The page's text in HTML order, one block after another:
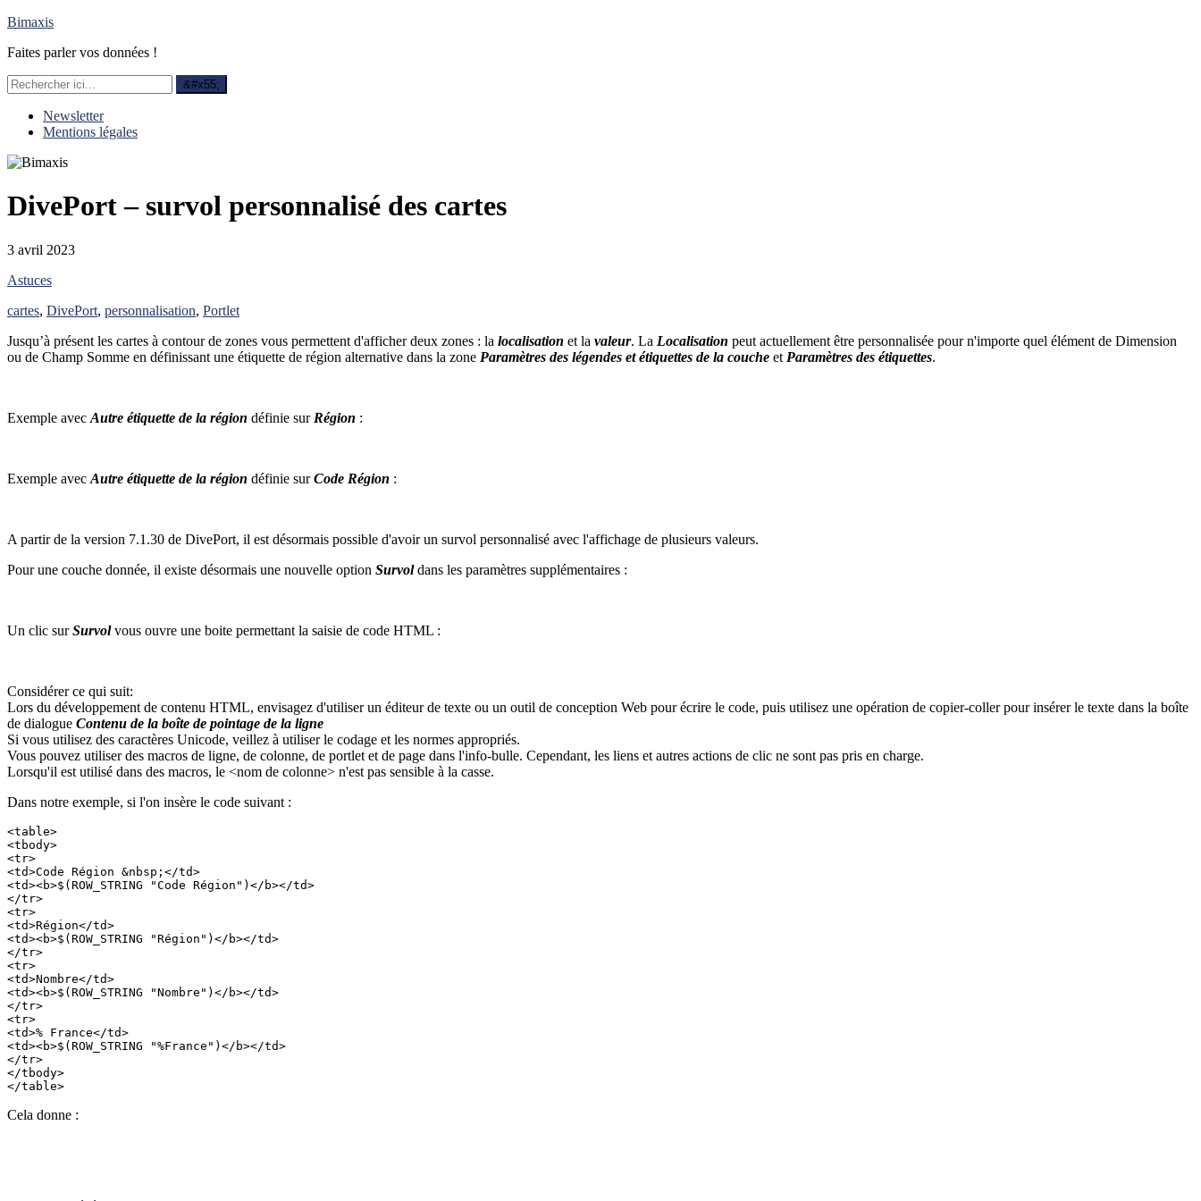
Bimaxis
Faites parler vos données !
Newsletter
Mentions légales
DivePort – survol personnalisé des cartes
3 avril 2023
Astuces
cartes, DivePort, personnalisation, Portlet
Jusqu’à présent les cartes à contour de zones vous permettent d'afficher deux zones : la localisation et la valeur. La Localisation peut actuellement être personnalisée pour n'importe quel élément de Dimension
ou de Champ Somme en définissant une étiquette de région alternative dans la zone Paramètres des légendes et étiquettes de la couche et Paramètres des étiquettes.
Exemple avec Autre étiquette de la région définie sur Région :
Exemple avec Autre étiquette de la région définie surCode Région :
A partir de la version 7.1.30 de DivePort, il est désormais possible d'avoir un survol personnalisé avec l'affichage de plusieurs valeurs.
Pour une couche donnée, il existe désormais une nouvelle option Survoldans les paramètres supplémentaires :
Un clic surSurvolvous ouvre une boite permettant la saisie de code HTML :
Considérer ce qui suit:
Lors du développement de contenu HTML, envisagez d'utiliser un éditeur de texte ou un outil de conception Web pour écrire le code, puis utilisez une opération de copier-coller pour insérer le texte dans la boîte
de dialogue Contenu de la boîte de pointage de la ligne
Si vous utilisez des caractères Unicode, veillez à utiliser le codage et les normes appropriés.
Vous pouvez utiliser des macros de ligne, de colonne, de portlet et de page dans l'info-bulle. Cependant, les liens et autres actions de clic ne sont pas pris en charge.
Lorsqu'il est utilisé dans des macros, le <nom de colonne> n'est pas sensible à la casse.
Dans notre exemple, si l'on insère le code suivant :
<table>
<tbody>
<tr>
<td>Code Région &nbsp;</td>
<td><b>$(ROW_STRING "Code Région")</b></td>
</tr>
<tr>
<td>Région</td>
<td><b>$(ROW_STRING "Région")</b></td>
</tr>
<tr>
<td>Nombre</td>
<td><b>$(ROW_STRING "Nombre")</b></td>
</tr>
<tr>
<td>% France</td>
<td><b>$(ROW_STRING "%France")</b></td>
</tr>
</tbody>
</table>
Cela donne :